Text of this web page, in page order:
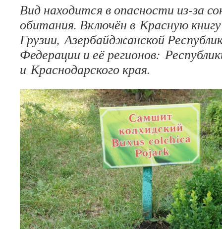
Вид находится в опасности из-за
обитания. Включён в Красную книгу
Грузии, Азербайджанской
Федерации и её регионов:
и Краснодарского края.